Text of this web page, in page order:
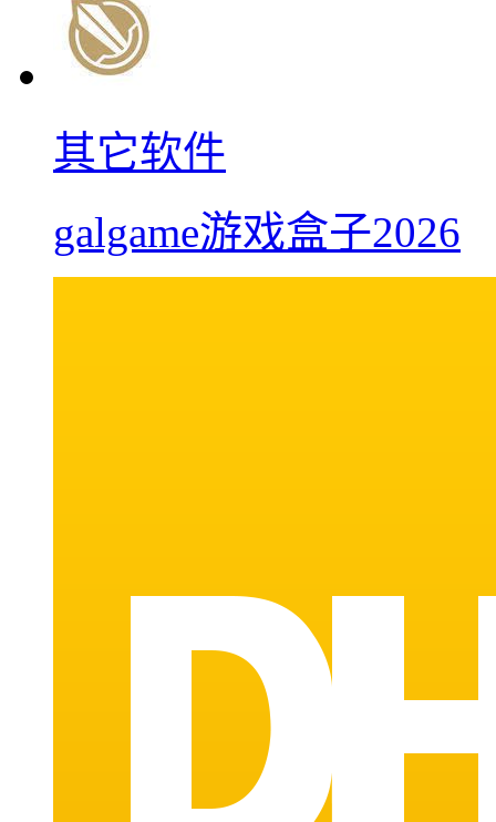
其它软件
galgame游戏盒子2026